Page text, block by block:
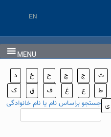
EN
MENU
ث ج چ ح خ
د
ط ع غ ف ق
ک
ی جستجو براساس نام یا نام خانوادگی